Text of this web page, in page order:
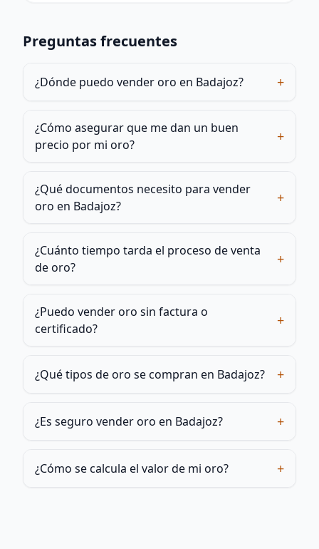
Preguntas frecuentes
¿Dónde puedo vender oro en Badajoz? +
¿Cómo asegurar que me dan un buen
precio por mi oro?
+
¿Qué documentos necesito para vender
oro en Badajoz?
+
¿Cuánto tiempo tarda el proceso de venta
de oro?
+
¿Puedo vender oro sin factura o
certificado?
+
¿Qué tipos de oro se compran en Badajoz? +
¿Es seguro vender oro en Badajoz? +
¿Cómo se calcula el valor de mi oro? +